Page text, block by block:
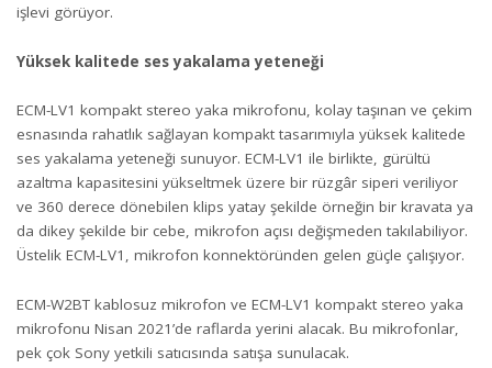
işlevi görüyor.
Yüksek kalitede ses yakalama yeteneği
ECM-LV1 kompakt stereo yaka mikrofonu, kolay taşınan ve çekim
esnasında rahatlık sağlayan kompakt tasarımıyla yüksek kalitede
ses yakalama yeteneği sunuyor. ECM-LV1 ile birlikte, gürültü
azaltma kapasitesini yükseltmek üzere bir rüzgâr siperi veriliyor
ve 360 derece dönebilen klips yatay şekilde örneğin bir kravata ya
da dikey şekilde bir cebe, mikrofon açısı değişmeden takılabiliyor.
Üstelik ECM-LV1, mikrofon konnektöründen gelen güçle çalışıyor.
ECM-W2BT kablosuz mikrofon ve ECM-LV1 kompakt stereo yaka
mikrofonu Nisan 2021’de raflarda yerini alacak. Bu mikrofonlar,
pek çok Sony yetkili satıcısında satışa sunulacak.